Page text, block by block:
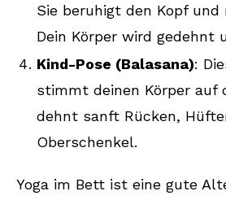
Sie beruhigt den Kopf und
Dein Körper wird gedehnt
Kind-Pose (Balasana):
stimmt deinen Körper auf
dehnt sanft Rücken,
Oberschenkel.
Yoga im Bett ist eine gute